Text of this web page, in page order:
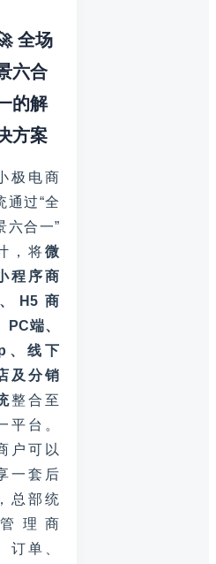
全场
六合
的解
方案
极电商
通过“全
六合一”
，将微
程序商
H5商
PC端、
、线下
及分销
整合至
平台。
户可以
一套后
总部统
理商
订单、